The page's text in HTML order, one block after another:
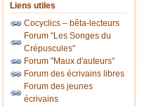
Liens utiles
Cocyclics – bêta-lecteurs
Forum "Les Songes du
Crépuscules"
Forum "Maux d'auteurs"
Forum des écrivains libres
Forum des jeunes
écrivains